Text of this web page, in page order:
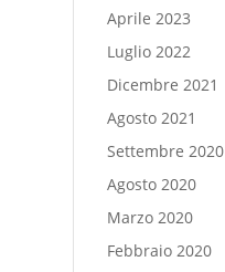
Aprile 2023
Luglio 2022
Dicembre 2021
Agosto 2021
Settembre 2020
Agosto 2020
Marzo 2020
Febbraio 2020